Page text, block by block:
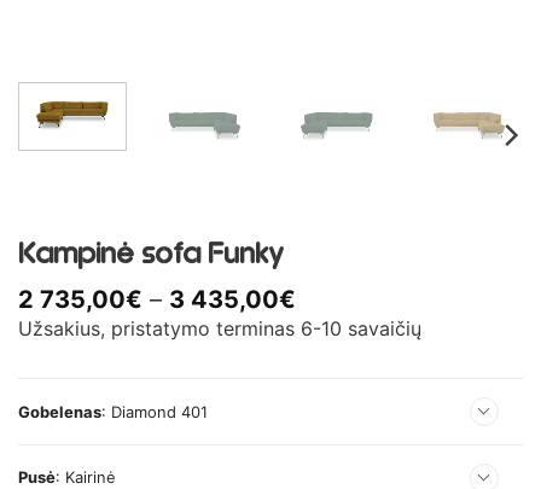
Kampinė sofa Funky
2 735,00€ – 3 435,00€
range:
Užsakius, pristatymo terminas 6-10 savaičių
Gobelenas: Diamond 401
Pusė: Kairinė